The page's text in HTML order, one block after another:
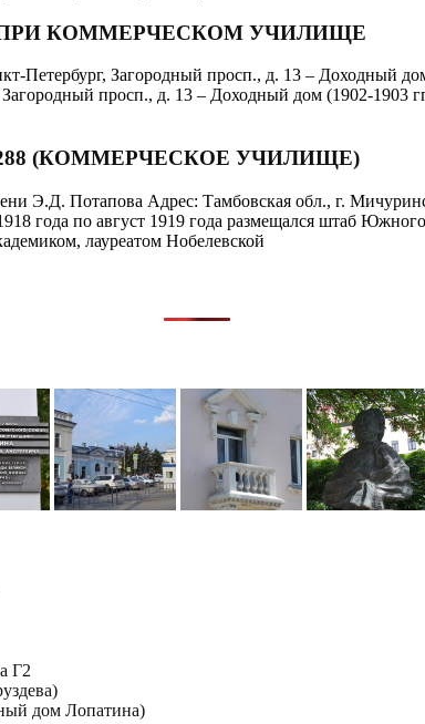
ПРИ КОММЕРЧЕСКОМ УЧИЛИЩЕ
Петербург, Загородный просп., д. 13 – Доходный
просп., д. 13 – Доходный дом (1902-1903
(КОММЕРЧЕСКОЕ УЧИЛИЩЕ)
Э.Д. Потапова Адрес: Тамбовская обл., г.
года по август 1919 года размещался штаб
лауреатом Нобелевской
Г2
дом Лопатина)